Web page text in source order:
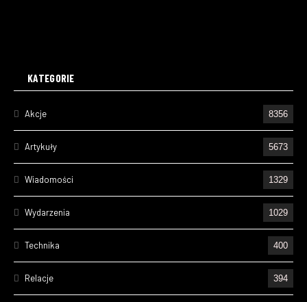
KATEGORIE
Akcje 8356
Artykuły 5673
Wiadomości 1329
Wydarzenia 1029
Technika 400
Relacje 394